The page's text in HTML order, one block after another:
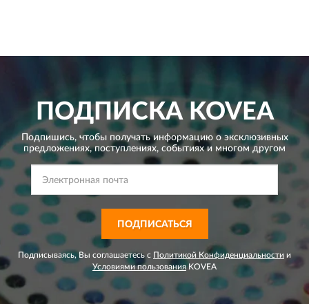
ПОДПИСКАKOVEA
Подпишись, чтобы получать информацию о эксклюзивных
предложениях,поступлениях, событиях и многом другом
ПОДПИСАТЬСЯ
Подписываясь, Вы соглашаетесь с Политикой Конфиденциальности и
Условиями пользованияKOVEA